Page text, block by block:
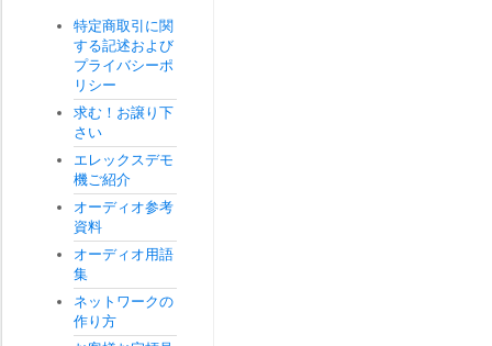
特定商取引に関
する記述および
プライバシーポ
リシー
求む！お譲り下
さい
エレックスデモ
機ご紹介
オーディオ参考
資料
オーディオ用語
集
ネットワークの
作り方